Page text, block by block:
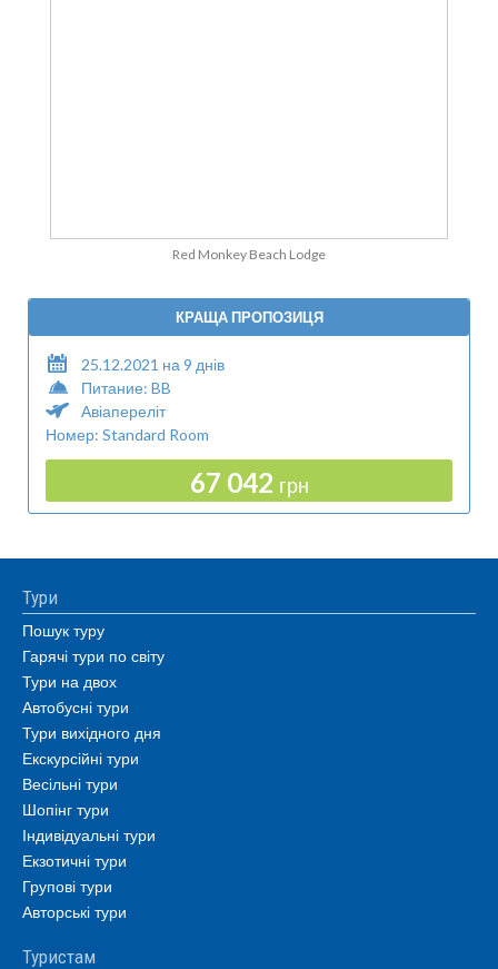
Red Monkey Beach Lodge
КРАЩА ПРОПОЗИЦЯ
25.12.2021 на 9 днів
Питание: BB
Авіапереліт
Номер: Standard Room
67 042 грн
Тури
Пошук туру
Гарячі тури по світу
Тури на двох
Автобусні тури
Тури вихідного дня
Екскурсійні тури
Весільні тури
Шопінг тури
Індивідуальні тури
Екзотичні тури
Групові тури
Авторські тури
Туристам